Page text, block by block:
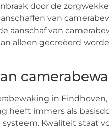
door de
van
aanschaf van
alleen gecreëerd
in
heeft immers als
Kwaliteit staat